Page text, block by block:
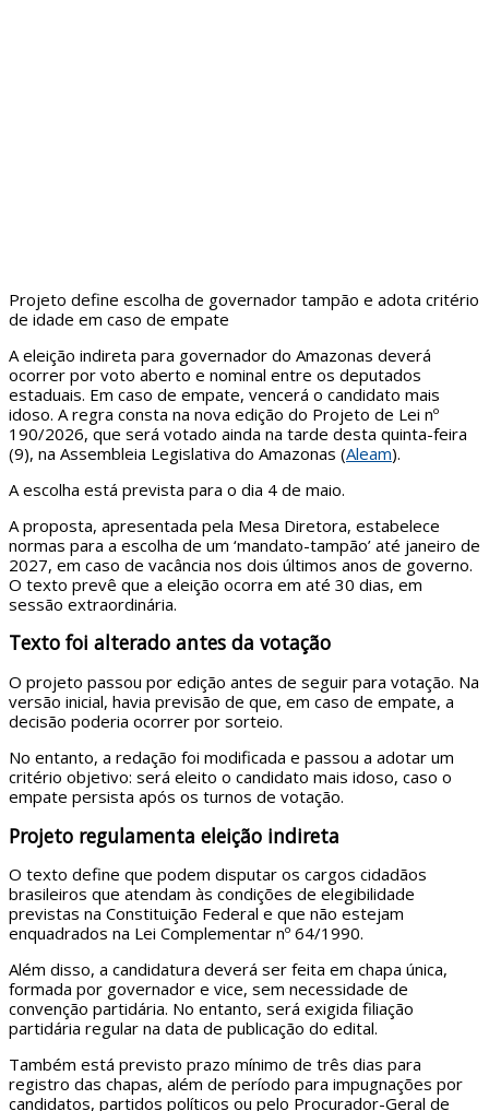
Projeto define escolha de governador tampão e adota critério
de idade em caso de empate
A eleição indireta para governador do Amazonas deverá
ocorrer por voto aberto e nominal entre os deputados
estaduais. Em caso de empate, vencerá o candidato mais
idoso. A regra consta na nova edição do Projeto de Lei nº
190/2026, que será votado ainda na tarde desta quinta-feira
(9), na Assembleia Legislativa do Amazonas (Aleam).
A escolha está prevista para o dia 4 de maio.
A proposta, apresentada pela Mesa Diretora, estabelece
normas para a escolha de um ‘mandato-tampão’ até janeiro de
2027, em caso de vacância nos dois últimos anos de governo.
O texto prevê que a eleição ocorra em até 30 dias, em
sessão extraordinária.
Texto foi alterado antes da votação
O projeto passou por edição antes de seguir para votação. Na
versão inicial, havia previsão de que, em caso de empate, a
decisão poderia ocorrer por sorteio.
No entanto, a redação foi modificada e passou a adotar um
critério objetivo: será eleito o candidato mais idoso, caso o
empate persista após os turnos de votação.
Projeto regulamenta eleição indireta
O texto define que podem disputar os cargos cidadãos
brasileiros que atendam às condições de elegibilidade
previstas na Constituição Federal e que não estejam
enquadrados na Lei Complementar nº 64/1990.
Além disso, a candidatura deverá ser feita em chapa única,
formada por governador e vice, sem necessidade de
convenção partidária. No entanto, será exigida filiação
partidária regular na data de publicação do edital.
Também está previsto prazo mínimo de três dias para
registro das chapas, além de período para impugnações por
candidatos, partidos políticos ou pelo Procurador-Geral de